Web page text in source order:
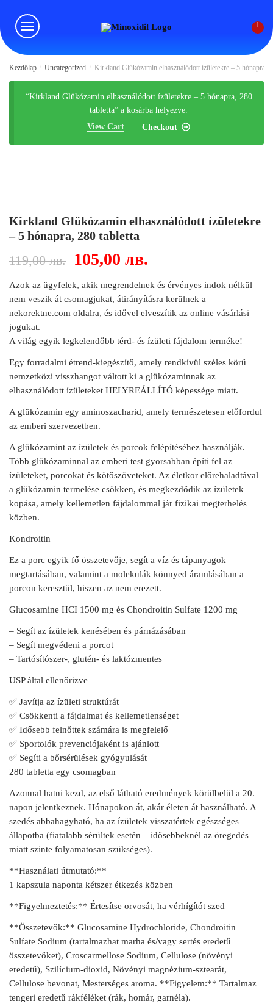
navigation
content
1
Kezdőlap Uncategorized Kirkland Glükózamin elhasználódott ízületekre – 5 hónapra,
“Kirkland Glükózamin elhasználódott ízületekre – 5 hónapra, 280
tabletta” a kosárba helyezve.
Checkout
View Cart
Kirkland Glükózamin elhasználódott ízületekre
– 5 hónapra, 280 tabletta
119,00лв.
Original
was:
119,00 лв..
105,00 лв.
is:
105,00 лв..
Azok az ügyfelek, akik megrendelnek és érvényes indok nélkül
nem veszik át csomagjukat, átirányításra kerülnek a
nekorektne.com oldalra, és idővel elveszítik az online vásárlási
jogukat.
A világ egyik legkelendőbb térd- és ízületi fájdalom terméke!
Egy forradalmi étrend‑kiegészítő, amely rendkívül széles körű
nemzetközi visszhangot váltott ki a glükózaminnak az
elhasználódott ízületeket HELYREÁLLÍTÓ képessége miatt.
A glükózamin egy aminoszacharid, amely természetesen előfordul
az emberi szervezetben.
A glükózamint az ízületek és porcok felépítéséhez használják.
Több glükózaminnal az emberi test gyorsabban építi fel az
ízületeket, porcokat és kötőszöveteket. Az életkor előrehaladtával
a glükózamin termelése csökken, és megkezdődik az ízületek
kopása, amely kellemetlen fájdalommal jár fizikai megterhelés
közben.
Kondroitin
Ez a porc egyik fő összetevője, segít a víz és tápanyagok
megtartásában, valamint a molekulák könnyed áramlásában a
porcon keresztül, hiszen az nem erezett.
Glucosamine HCI 1500 mg és Chondroitin Sulfate 1200 mg
– Segít az ízületek kenésében és párnázásában
– Segít megvédeni a porcot
– Tartósítószer-, glutén- és laktózmentes
USP által ellenőrizve
✅ Javítja az ízületi struktúrát
✅ Csökkenti a fájdalmat és kellemetlenséget
✅ Idősebb felnőttek számára is megfelelő
✅ Sportolók prevenciójaként is ajánlott
✅ Segíti a bőrsérülések gyógyulását
280 tabletta egy csomagban
Azonnal hatni kezd, az első látható eredmények körülbelül a 20.
napon jelentkeznek. Hónapokon át, akár életen át használható. A
szedés abbahagyható, ha az ízületek visszatértek egészséges
állapotba (fiatalabb sérültek esetén – idősebbeknél az öregedés
miatt szinte folyamatosan szükséges).
**Használati útmutató:**
1 kapszula naponta kétszer étkezés közben
**Figyelmeztetés:** Értesítse orvosát, ha vérhígítót szed
**Összetevők:** Glucosamine Hydrochloride, Chondroitin
Sulfate Sodium (tartalmazhat marha és/vagy sertés eredetű
összetevőket), Croscarmellose Sodium, Cellulose (növényi
eredetű), Szilícium-dioxid, Növényi magnézium‑sztearát,
Cellulose bevonat, Mesterséges aroma. **Figyelem:** Tartalmaz
tengeri eredetű rákféléket (rák, homár, garnéla).